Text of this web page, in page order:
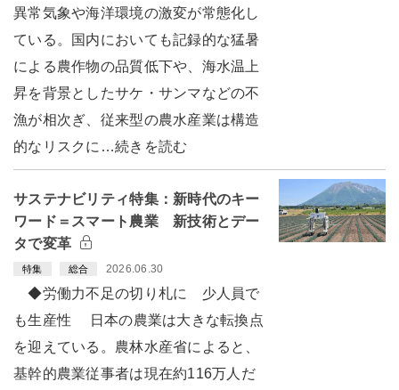
異常気象や海洋環境の激変が常態化し
ている。国内においても記録的な猛暑
による農作物の品質低下や、海水温上
昇を背景としたサケ・サンマなどの不
漁が相次ぎ、従来型の農水産業は構造
的なリスクに…続きを読む
サステナビリティ特集：新時代のキー
ワード＝スマート農業 新技術とデー
タで変革
特集 総合 2026.06.30
◆労働力不足の切り札に 少人員で
も生産性 日本の農業は大きな転換点
を迎えている。農林水産省によると、
基幹的農業従事者は現在約116万人だ